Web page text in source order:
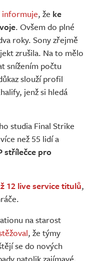
informuje, že ke
. Ovšem do plné
roky. Sony zřejmě
zrušila. Na to mělo
snížením počtu
slouží profil
jenž si hledá
studia Final Strike
než 55 lidí a
střílečce pro
12 live service titulů,
na starost
, že týmy
se do nových